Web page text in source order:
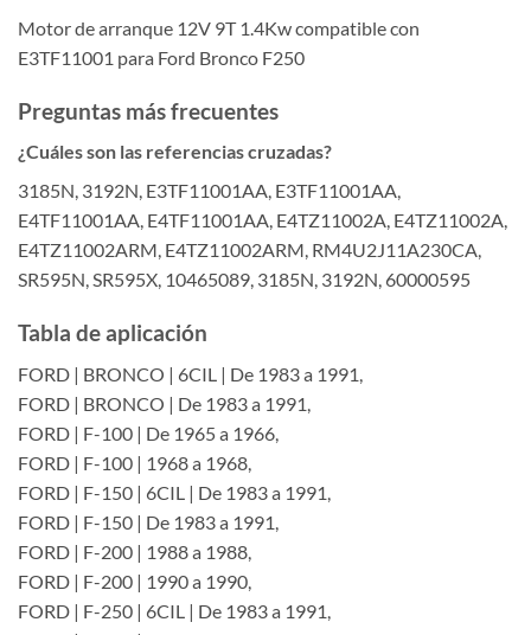
Motor de arranque 12V 9T 1.4Kw compatible con
E3TF11001 para Ford Bronco F250
Preguntas más frecuentes
¿Cuáles son las referencias cruzadas?
3185N, 3192N, E3TF11001AA, E3TF11001AA,
E4TF11001AA, E4TF11001AA, E4TZ11002A, E4TZ11002A,
E4TZ11002ARM, E4TZ11002ARM, RM4U2J11A230CA,
SR595N, SR595X, 10465089, 3185N, 3192N, 60000595
Tabla de aplicación
FORD | BRONCO | 6CIL | De 1983 a 1991,
FORD | BRONCO | De 1983 a 1991,
FORD | F-100 | De 1965 a 1966,
FORD | F-100 | 1968 a 1968,
FORD | F-150 | 6CIL | De 1983 a 1991,
FORD | F-150 | De 1983 a 1991,
FORD | F-200 | 1988 a 1988,
FORD | F-200 | 1990 a 1990,
FORD | F-250 | 6CIL | De 1983 a 1991,